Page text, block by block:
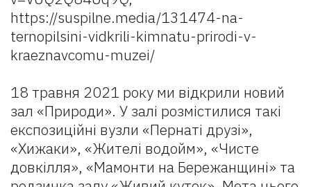
https://suspilne.media/131474-na-
ternopilsini-vidkrili-kimnatu-prirodi-v-
kraeznavcomu-muzei/
18 травня 2021 року ми відкрили новий
зал «Природи». У залі розмістилися такі
експозиційні вузли «Пернаті друзі»,
«Хижаки», «Жителі водойм», «Чисте
довкілля», «Мамонти на Бережанщині» та